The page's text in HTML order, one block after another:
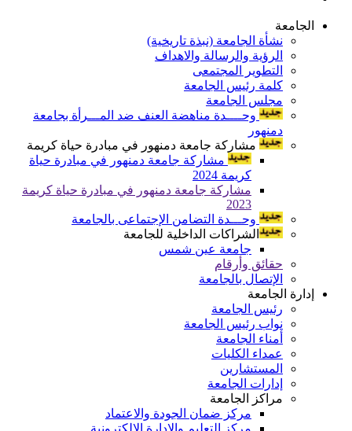
الجامعة
نشأة الجامعة (نبذة تاريخية)
الرؤية والرسالة والاهداف
التطوير المجتمعى
كلمة رئيس الجامعة
مجلس الجامعة
وحــــدة مناهضة العنف ضد المـــرأة بجامعة
دمنهور
مشاركة جامعة دمنهور في مبادرة حياة كريمة
مشاركة جامعة دمنهور في مبادرة حياة
كريمة 2024
مشاركة جامعة دمنهور في مبادرة حياة كريمة
2023
وحـــدة التضامن الإجتماعى بالجامعة
الشراكات الداخلية للجامعة
جامعة عين شمس
حقائق وأرقام
الإتصال بالجامعة
إدارة الجامعة
رئيس الجامعة
نواب رئيس الجامعة
أمناء الجامعة
عمداء الكليات
المستشارين
إدارات الجامعة
مراكز الجامعة
مركز ضمان الجودة والاعتماد
مركز التعليم والإدارة الإلكترونية